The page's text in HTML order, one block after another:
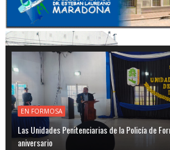
EN FORMOSA
Las Unidades Penitenciarias de la Policía de
aniversario